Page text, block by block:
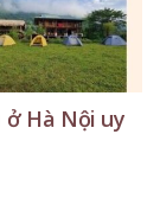
ở Hà Nội uy